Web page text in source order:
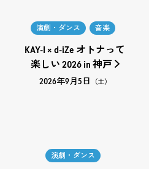
演劇・ダンス 音楽
KAY-I × d-iZe オトナって
楽しい 2026 in 神戸
2026年9月5日 （土）
演劇・ダンス